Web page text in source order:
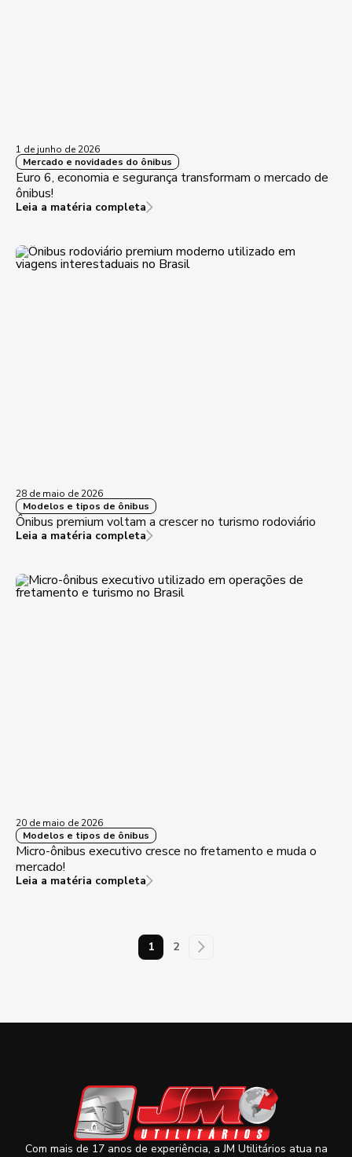
1 de junho de 2026
Mercado e novidades do ônibus
Euro 6, economia e segurança transformam o mercado de
ônibus!
Leia a matéria completa
28 de maio de 2026
Modelos e tipos de ônibus
Ônibus premium voltam a crescer no turismo rodoviário
Leia a matéria completa
20 de maio de 2026
Modelos e tipos de ônibus
Micro-ônibus executivo cresce no fretamento e muda o
mercado!
Leia a matéria completa
1 2
Com mais de 17 anos de experiência, a JM Utilitários atua na